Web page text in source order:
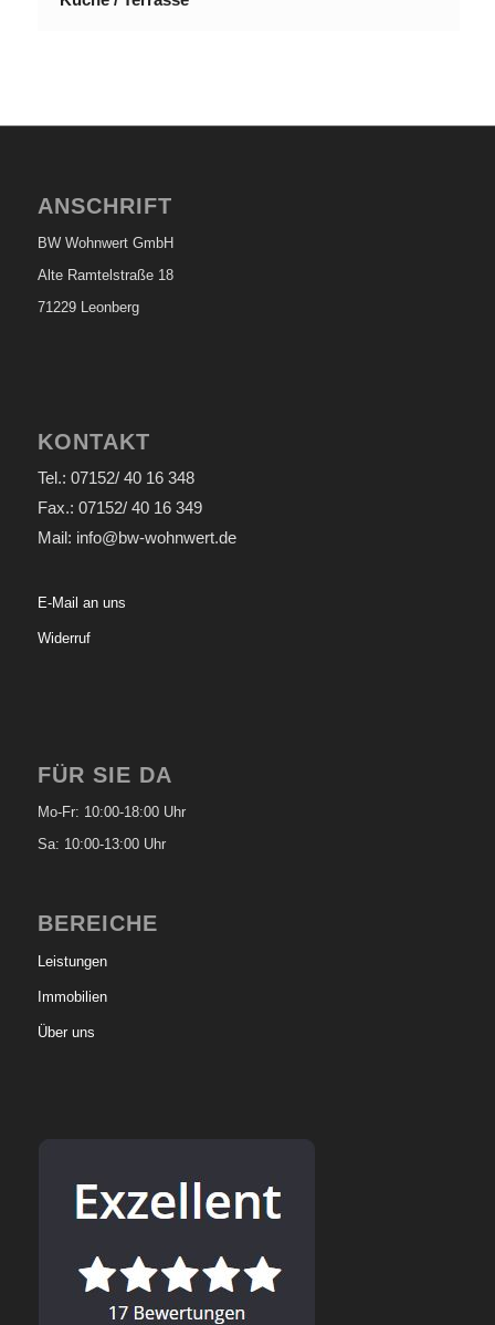
ANSCHRIFT
BW Wohnwert GmbH
Alte Ramtelstraße 18
71229 Leonberg
KONTAKT
Tel.: 07152/ 40 16 348
Fax.: 07152/ 40 16 349
Mail: info@bw-wohnwert.de
E-Mail an uns
Widerruf
FÜR SIE DA
Mo-Fr: 10:00-18:00 Uhr
Sa: 10:00-13:00 Uhr
BEREICHE
Leistungen
Immobilien
Über uns